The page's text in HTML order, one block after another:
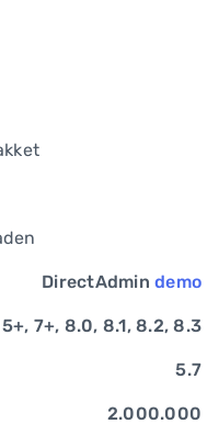
DirectAdmindemo
7+, 8.0, 8.1, 8.2, 8.3
5.7
2.000.000